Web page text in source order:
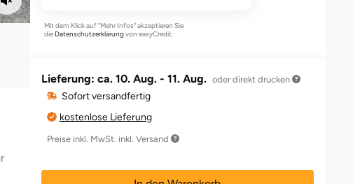
Mit dem Klick auf "Mehr Infos" akzeptieren Sie
die Datenschutzerklärungvon easyCredit.
Lieferung: ca. 10. Aug. - 11. Aug. oder direkt drucken
Sofort versandfertig
kostenlose Lieferung
Preise inkl. MwSt. inkl. Versand